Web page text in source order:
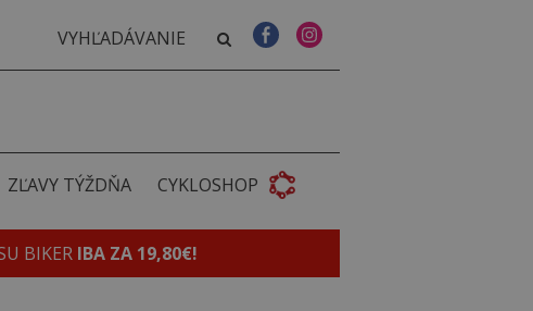
ZĽAVY TÝŽDŇA CYKLOSHOP
BIKER IBA ZA 19,80€!